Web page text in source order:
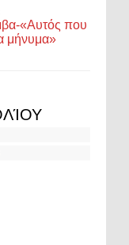
«Αυτός που
μήνυμα»